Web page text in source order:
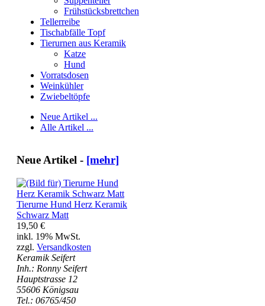
Frühstücksbrettchen
Tellerreibe
Tischabfälle Topf
Tierurnen aus Keramik
Katze
Hund
Vorratsdosen
Weinkühler
Zwiebeltöpfe
Neue Artikel ...
Alle Artikel ...
Neue Artikel - [mehr]
Tierurne Hund Herz Keramik
Schwarz Matt
19,50 €
inkl. 19% MwSt.
zzgl. Versandkosten
Keramik Seifert
Inh.: Ronny Seifert
Hauptstrasse 12
55606 Königsau
Tel.: 06765/450